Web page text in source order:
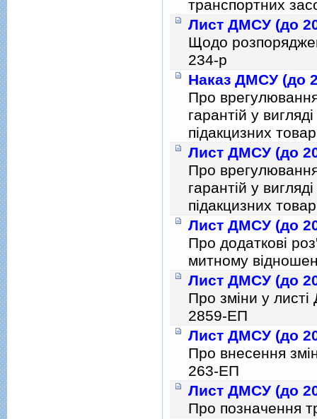
транспортних
Лист ДМСУ (до
Щодо
234-р
Наказ ДМСУ (до
Про
гарантiй у
пiдакцизних
Лист ДМСУ (до
Про
гарантiй у
пiдакцизних
Лист ДМСУ (до
Про додатковi
митному
Лист ДМСУ (до
Про змiни у листi
2859-ЕП
Лист ДМСУ (до
Про внесення
263-ЕП
Лист ДМСУ (до
Про позначення